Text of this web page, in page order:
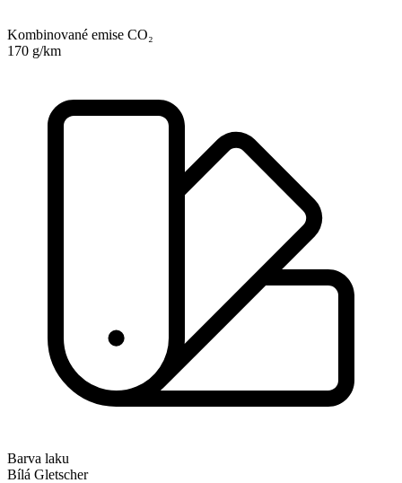
Kombinované emise CO₂
170 g/km
Barva laku
Bílá Gletscher